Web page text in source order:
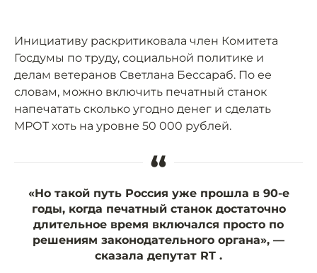
Инициативу раскритиковала член Комитета
Госдумы по труду, социальной политике и
делам ветеранов Светлана Бессараб. По ее
словам, можно включить печатный станок
напечатать сколько угодно денег и сделать
МРОТ хоть на уровне 50 000 рублей.
“
«Но такой путь Россия уже прошла в 90-е
годы, когда печатный станок достаточно
длительное время включался просто по
решениям законодательного органа», —
сказала депутат RT .